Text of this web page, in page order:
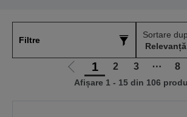
Filtre
Sortare
Mergi
la
1 2 3 ⋯ 8
Afișare 1 - 15 din 106